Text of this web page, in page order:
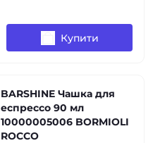
Купити
BARSHINE Чашка для
еспрессо 90 мл
10000005006 BORMIOLI
ROCCO